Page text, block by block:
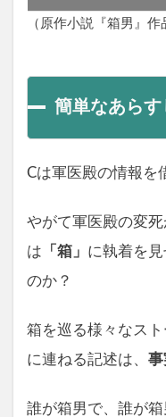
（原作小説『箱男』作
簡単なあら
Cは軍医殿の情報を
やがて軍医殿の変
は 「箱」 に執着を
のか？
箱を巡る様々なス
に連ねる記述は、 事
誰が箱男で、誰が